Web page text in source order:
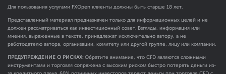
Для пользования услугами FXOpen клиенты должны быть старше 18 лет.
Представленный материал предназначен только для информационных целей и не
должен рассматриваться как инвестиционный совет. Взгляды, информация или
мнения, выраженные в тексте, принадлежат исключительно автору, а не
работодателю автора, организации, комитету или другой группе, лицу или компании.
ПРЕДУПРЕЖДЕНИЕ О РИСКАХ: Обратите внимание, что CFD являются сложными
инструментами и торговля сопряжена с высоким риском быстро потерять деньги из-